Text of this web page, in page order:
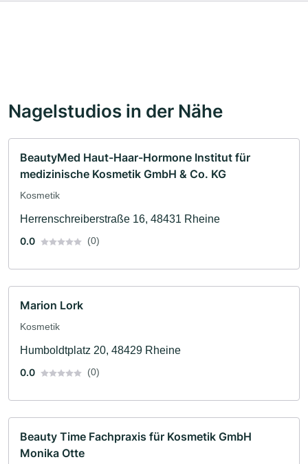
Nagelstudios in der Nähe
BeautyMed Haut-Haar-Hormone Institut für
medizinische Kosmetik GmbH & Co. KG
Kosmetik
Herrenschreiberstraße 16, 48431 Rheine
0.0
(0)
Marion Lork
Kosmetik
Humboldtplatz 20, 48429 Rheine
0.0
(0)
Beauty Time Fachpraxis für Kosmetik GmbH
Monika Otte